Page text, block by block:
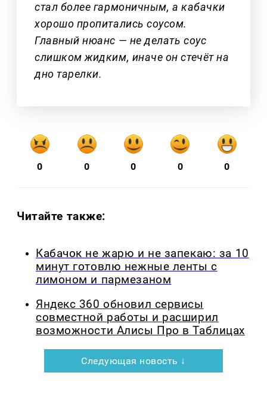
стал более гармоничным, а кабачки
хорошо пропитались соусом.
Главный нюанс — не делать соус
слишком жидким, иначе он стечёт на
дно тарелки.
0 0 0 0 0
Читайте также:
Кабачок не жарю и не запекаю: за 10
минут готовлю нежные ленты с
лимоном и пармезаном
Яндекс 360 обновил сервисы
совместной работы и расширил
возможности Алисы Про в Таблицах
Следующая новость ↓